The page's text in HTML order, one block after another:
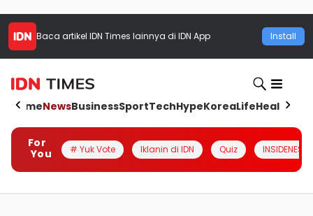
Baca artikel IDN Times lainnya di IDN App Install
HomeNewsBusinessSportTechHypeKoreaLifeHealth
For
You
# Yuk Vote Iklanin di IDN Quiz INSIDENESIA